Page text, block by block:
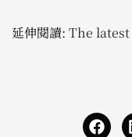
延伸閱讀: The